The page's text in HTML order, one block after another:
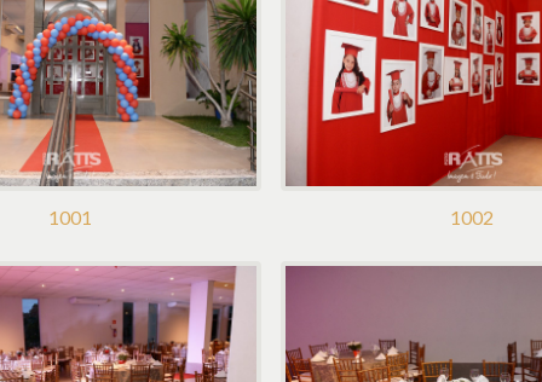
1001 1002